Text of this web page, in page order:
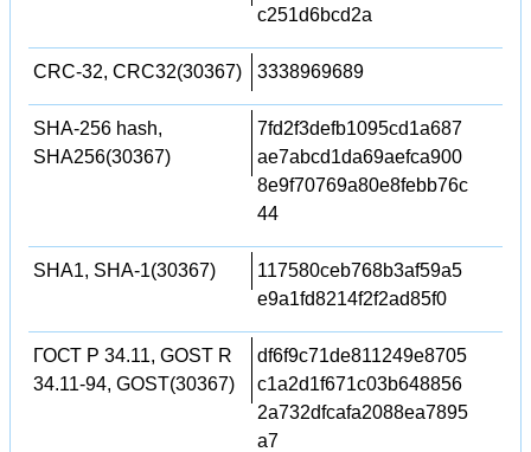
c251d6bcd2a
CRC-32, CRC32(30367) 3338969689
SHA-256 hash,
SHA256(30367)
7fd2f3defb1095cd1a687
ae7abcd1da69aefca900
8e9f70769a80e8febb76c
44
SHA1, SHA-1(30367)
117580ceb768b3af59a5
e9a1fd8214f2f2ad85f0
ГОСТ Р 34.11, GOST R
34.11-94, GOST(30367)
df6f9c71de811249e8705
c1a2d1f671c03b648856
2a732dfcafa2088ea7895
a7